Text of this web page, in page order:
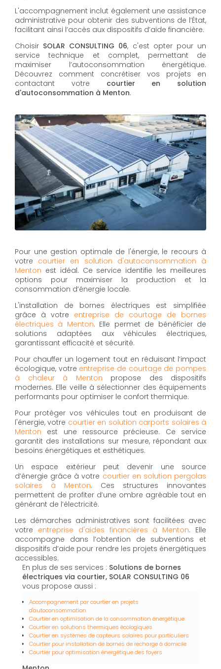
L'accompagnement inclut également une assistance
administrative pour obtenir des subventions de l’État,
facilitant ainsi l’accès aux dispositifs d’aide financière.
Choisir SOLAR CONSULTING 06, c'est opter pour un
service technique et complet, permettant de
maximiser l’autoconsommation énergétique.
Découvrez comment concrétiser vos projets en
contactant votre courtier en solution
d'autoconsommation à Menton.
Pour une gestion optimale de l'énergie, le recours à
votre courtier en solution d'autoconsommation à
Menton est idéal. Ce service identifie les meilleures
options pour maximiser la production et la
consommation d’énergie locale.
L'installation de bornes électriques est simplifiée
grâce à votre entreprise de courtage de bornes
électriques à Menton. Elle permet de bénéficier de
solutions adaptées aux véhicules électriques,
garantissant efficacité et sécurité.
Pour chauffer un logement tout en réduisant l’impact
écologique, votre entreprise de courtage de pompes
à chaleur à Menton propose des dispositifs
modernes. Elle veille à sélectionner des équipements
performants pour optimiser le confort thermique.
Pour protéger vos véhicules tout en produisant de
l'énergie, votre courtier en solution carports solaires à
Menton est une ressource précieuse. Ce service
garantit des installations sur mesure, répondant aux
besoins énergétiques et esthétiques.
Un espace extérieur peut devenir une source
d’énergie grâce à votre courtier en solution pergolas
solaires à Menton. Ces structures innovantes
permettent de profiter d’une ombre agréable tout en
générant de l’électricité.
Les démarches administratives sont facilitées avec
votre entreprise d'aides financières à Menton. Elle
accompagne dans l’obtention de subventions et
dispositifs d’aide pour rendre les projets énergétiques
accessibles.
En plus de ses services : Solutions de bornes
électriques via courtier, SOLAR CONSULTING 06
vous propose aussi :
Accompagnement par courtier en projets
d'autoconsommation
Courtier en optimisation de la consommation énergétique
Courtier en solutions thermiques écologiques
Courtier en systèmes de capteurs solaires pour particuliers
Courtier pour installation de bornes de recharge à domicile
Courtier pour optimisation énergétique des foyers